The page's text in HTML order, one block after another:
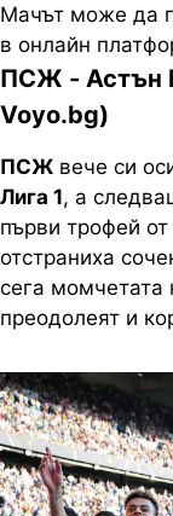
Мачът може да
в онлайн
ПСЖ - Астън
Voyo.bg)
ПСЖ вече си
Лига 1, а
първи трофей от
отстраниха
сега момчетата
преодолеят и